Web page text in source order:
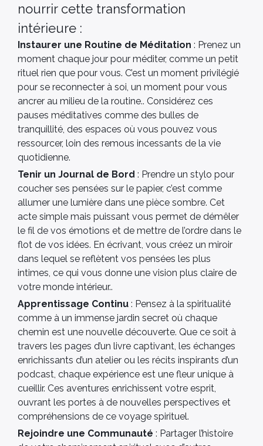
nourrir cette transformation
intérieure :
Instaurer une Routine de Méditation : Prenez un
moment chaque jour pour méditer, comme un petit
rituel rien que pour vous. C’est un moment privilégié
pour se reconnecter à soi, un moment pour vous
ancrer au milieu de la routine.. Considérez ces
pauses méditatives comme des bulles de
tranquillité, des espaces où vous pouvez vous
ressourcer, loin des remous incessants de la vie
quotidienne.
Tenir un Journal de Bord : Prendre un stylo pour
coucher ses pensées sur le papier, c’est comme
allumer une lumière dans une pièce sombre. Cet
acte simple mais puissant vous permet de démêler
le fil de vos émotions et de mettre de l’ordre dans le
flot de vos idées. En écrivant, vous créez un miroir
dans lequel se reflètent vos pensées les plus
intimes, ce qui vous donne une vision plus claire de
votre monde intérieur..
Apprentissage Continu : Pensez à la spiritualité
comme à un immense jardin secret où chaque
chemin est une nouvelle découverte. Que ce soit à
travers les pages d’un livre captivant, les échanges
enrichissants d’un atelier ou les récits inspirants d’un
podcast, chaque expérience est une fleur unique à
cueillir. Ces aventures enrichissent votre esprit,
ouvrant les portes à de nouvelles perspectives et
compréhensions de ce voyage spirituel.
Rejoindre une Communauté : Partager l’histoire